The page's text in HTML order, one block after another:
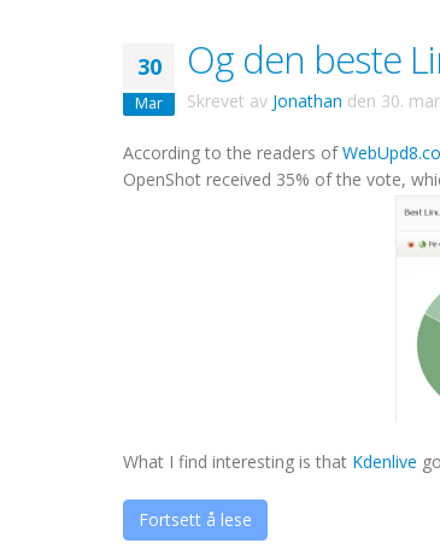
30
Mar
Og den beste
Skrevet av Jonathan den 30.
According to the readers of
OpenShot received 35% of the vote,
What I find interesting is that Kdenlive
Fortsett å lese